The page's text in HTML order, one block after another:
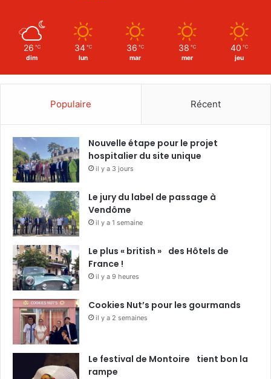
26 ℃
dim
34 ℃
lun
36 ℃
mar
38 ℃
mer
40 ℃
jeu
Populaire Récent
Nouvelle étape pour le projet
hospitalier du site unique
il y a 3 jours
Le jury du label de passage à
Vendôme
il y a 1 semaine
Le plus « british » des Hôtels de
France !
il y a 9 heures
Cookies Nut’s pour les gourmands
il y a 2 semaines
Le festival de Montoire tient bon la
rampe